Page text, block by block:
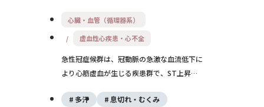
心臓・血管（循環器系）
虚血性心疾患・心不全
急性冠症候群は、冠動脈の急激な血流低下に
より心筋虚血が生じる疾患群で、ST上昇型
心症を含みます。心筋壊死が進行する前に、
多汗
息切れ・むくみ